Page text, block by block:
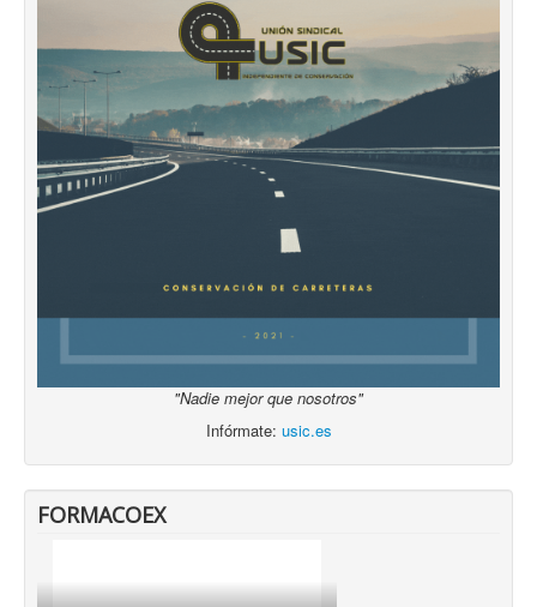
"Nadie mejor que nosotros"
Infórmate: usic.es
FORMACOEX